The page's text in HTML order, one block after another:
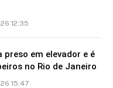
12:35
preso em elevador e é
no Rio de Janeiro
15:47